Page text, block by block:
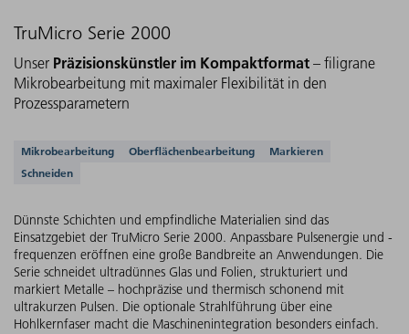
TruMicro Serie 2000
Unser Präzisionskünstler im Kompaktformat – filigrane
Mikrobearbeitung mit maximaler Flexibilität in den
Prozessparametern
Unterstützte Anwendungen
Mikrobearbeitung Oberflächenbearbeitung
Markieren
Schneiden
Dünnste Schichten und empfindliche Materialien sind das
Einsatzgebiet der TruMicro Serie 2000. Anpassbare Pulsenergie und -
frequenzen eröffnen eine große Bandbreite an Anwendungen. Die
Serie schneidet ultradünnes Glas und Folien, strukturiert und
markiert Metalle – hochpräzise und thermisch schonend mit
ultrakurzen Pulsen. Die optionale Strahlführung über eine
Hohlkernfaser macht die Maschinenintegration besonders einfach.